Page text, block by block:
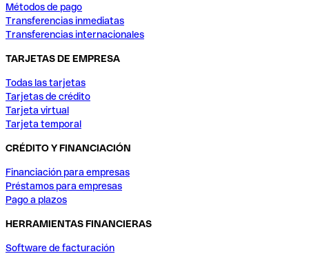
Métodos de pago
Transferencias inmediatas
Transferencias internacionales
TARJETAS DE EMPRESA
Todas las tarjetas
Tarjetas de crédito
Tarjeta virtual
Tarjeta temporal
CRÉDITO Y FINANCIACIÓN
Financiación para empresas
Préstamos para empresas
Pago a plazos
HERRAMIENTAS FINANCIERAS
Software de facturación